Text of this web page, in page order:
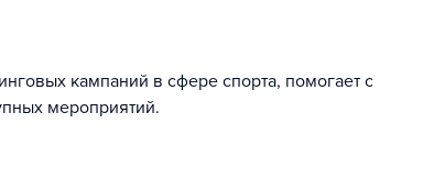
кампаний в сфере спорта, помогает с
мероприятий.